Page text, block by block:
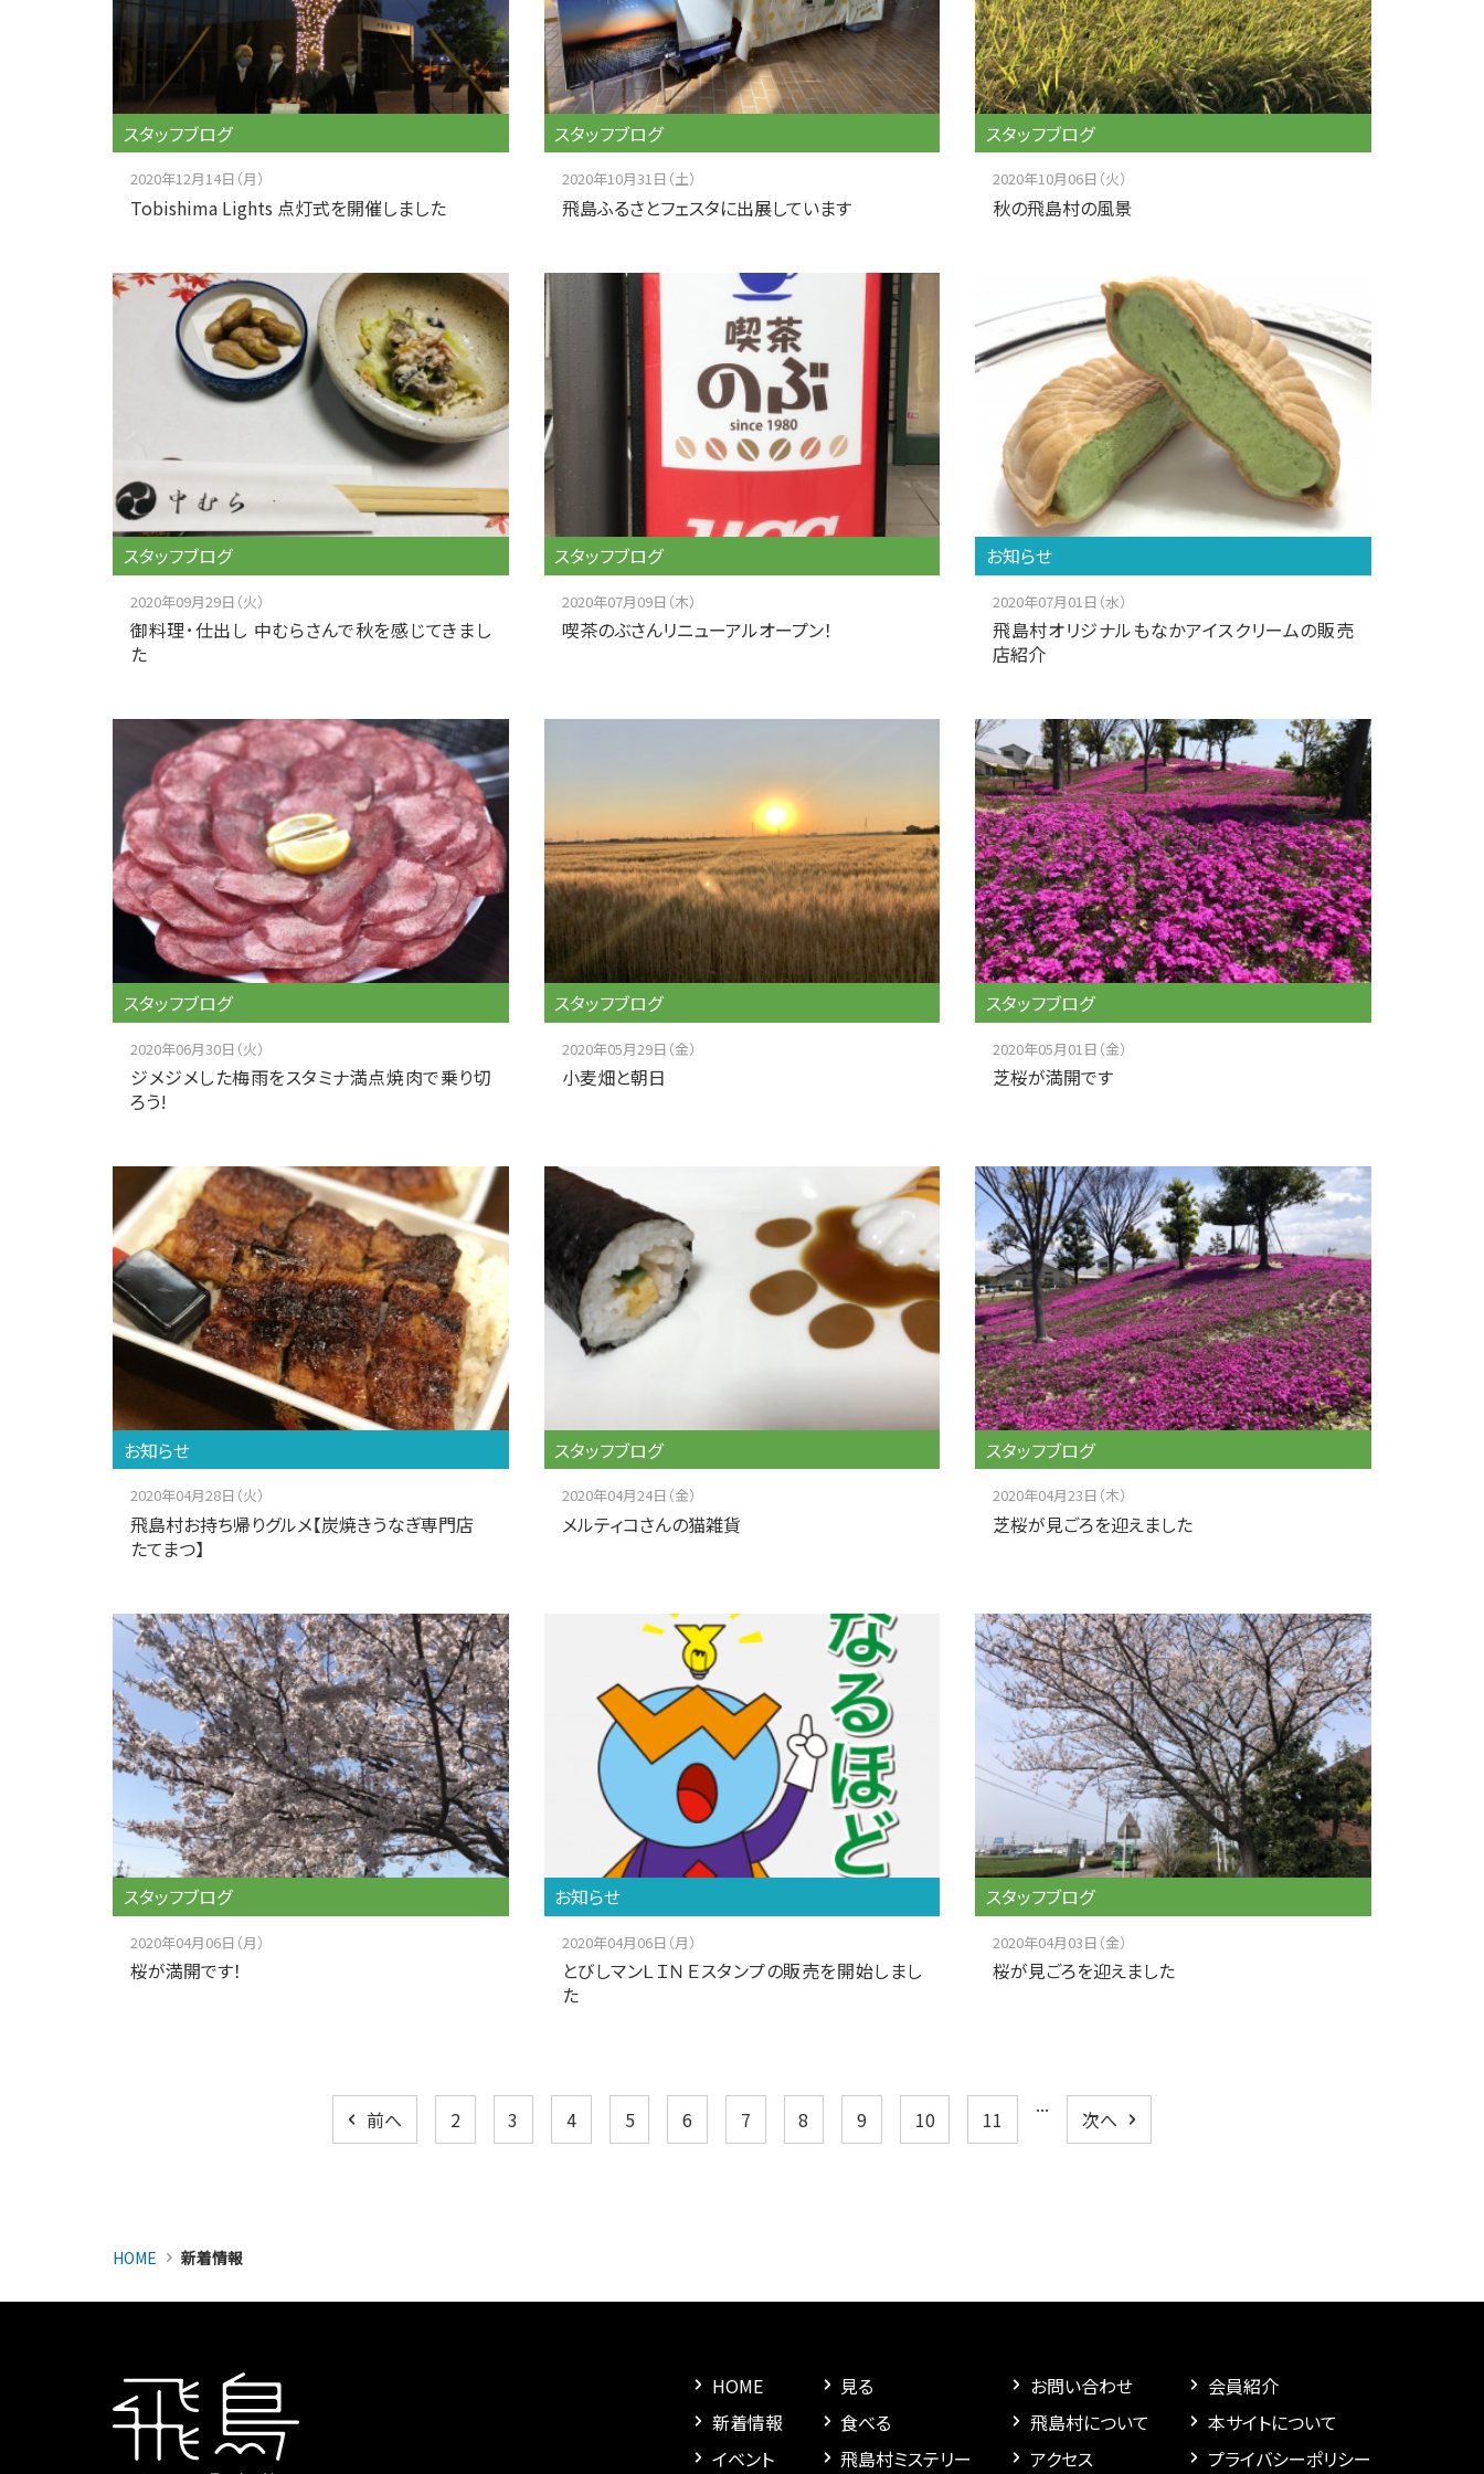
2020年12月14日（月）
Tobishima Lights 点灯式を開催しました
スタッフブログ
2020年10月31日（土）
飛島ふるさとフェスタに出展しています
スタッフブログ
2020年10月06日（火）
秋の飛島村の風景
スタッフブログ
2020年09月29日（火）
御料理･仕出し 中むらさんで秋を感じてきまし
た
スタッフブログ
2020年07月09日（木）
喫茶のぶさんリニューアルオープン！
スタッフブログ
2020年07月01日（水）
飛島村オリジナルもなかアイスクリームの販売
店紹介
お知らせ
2020年06月30日（火）
ジメジメした梅雨をスタミナ満点焼肉で乗り切
ろう!
スタッフブログ
2020年05月29日（金）
小麦畑と朝日
スタッフブログ
2020年05月01日（金）
芝桜が満開です
スタッフブログ
2020年04月28日（火）
飛島村お持ち帰りグルメ【炭焼きうなぎ専門店
たてまつ】
お知らせ
2020年04月24日（金）
メルティコさんの猫雑貨
スタッフブログ
2020年04月23日（木）
芝桜が見ごろを迎えました
スタッフブログ
2020年04月06日（月）
桜が満開です！
スタッフブログ
2020年04月06日（月）
とびしマンＬＩＮＥスタンプの販売を開始しまし
た
お知らせ
2020年04月03日（金）
桜が見ごろを迎えました
スタッフブログ
前へ 2 3 4 5 6 7 8 9 10 11
...
次へ
HOME 新着情報
HOME
新着情報
イベント
見る
食べる
飛島村ミステリー
お問い合わせ
飛島村について
アクセス
会員紹介
本サイトについて
プライバシーポリシー